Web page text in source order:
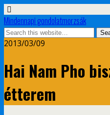
Mindennapi gondolatmorzsák
2013/03/09
Hai Nam Pho
étterem